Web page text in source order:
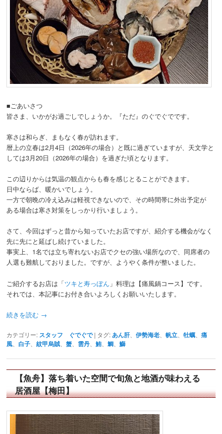
■ごあいさつ
皆さま、いかがお過ごしでしょうか。『ただ』のぐでぐでです。
寒さは和らぎ、まもなく春が訪れます。
暦上の立春は2月4日（2026年の場合）と既に過ぎていますが、天文学と
しては3月20日（2026年の場合）を過ぎた頃となります。
この辺りからは気温の観点からも春を感じとることができます。
日中ならば、暖かいでしょう。
一方で朝晩の冷え込みは軽視できないので、その時間帯に外出予定が
ある場合は寒さ対策をしっかり行いましょう。
さて、今回はずっと昔から知っていたお店ですが、紹介する機会がなく
先に先にと延ばし続けていました。
事実上、1名では立ち寄れないお店でクセの強い場所なので、同席者の
人選も難航しておりました。ですが、ようやく条件が整いました。
ご紹介するお店は「ツキと寿っぽん 」料理は【痛風鍋コース】です。
それでは、本記事にお付き合いよろしくお願いいたします。
続きを読む →
カテゴリー: スタッフ ぐでぐで | タグ: あん肝、伊勢海老 、帆立 、牡蠣 、痛
風
白子 、紋甲烏賊 、蟹 雲丹 、鮪 、鯛 、鰤
【魚舟】落ち着いた空間で旬魚と地酒が味わえる
居酒屋【梅田】